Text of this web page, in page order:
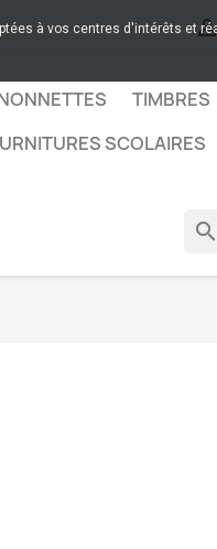
TIMBRES
SCOLAIRES
search
à vos centres d'intérêts et